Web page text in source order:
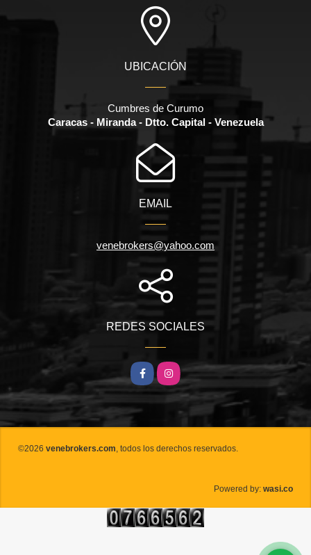
UBICACIÓN
Cumbres de Curumo
Caracas - Miranda - Dtto. Capital - Venezuela
EMAIL
venebrokers@yahoo.com
REDES SOCIALES
FacebookInstagram
©2026 venebrokers.com, todos los derechos reservados.
Powered by: wasi.co